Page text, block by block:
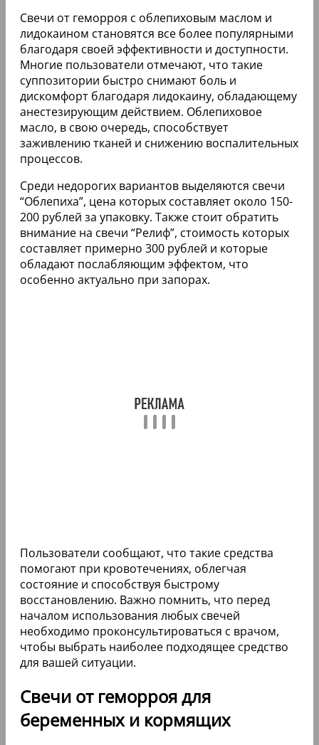
Свечи от геморроя с облепиховым маслом и
лидокаином становятся все более популярными
благодаря своей эффективности и доступности.
Многие пользователи отмечают, что такие
суппозитории быстро снимают боль и
дискомфорт благодаря лидокаину, обладающему
анестезирующим действием. Облепиховое
масло, в свою очередь, способствует
заживлению тканей и снижению воспалительных
процессов.
Среди недорогих вариантов выделяются свечи
“Облепиха”, цена которых составляет около 150-
200 рублей за упаковку. Также стоит обратить
внимание на свечи “Релиф”, стоимость которых
составляет примерно 300 рублей и которые
обладают послабляющим эффектом, что
особенно актуально при запорах.
Пользователи сообщают, что такие средства
помогают при кровотечениях, облегчая
состояние и способствуя быстрому
восстановлению. Важно помнить, что перед
началом использования любых свечей
необходимо проконсультироваться с врачом,
чтобы выбрать наиболее подходящее средство
для вашей ситуации.
Свечи от геморроя для
беременных и кормящих